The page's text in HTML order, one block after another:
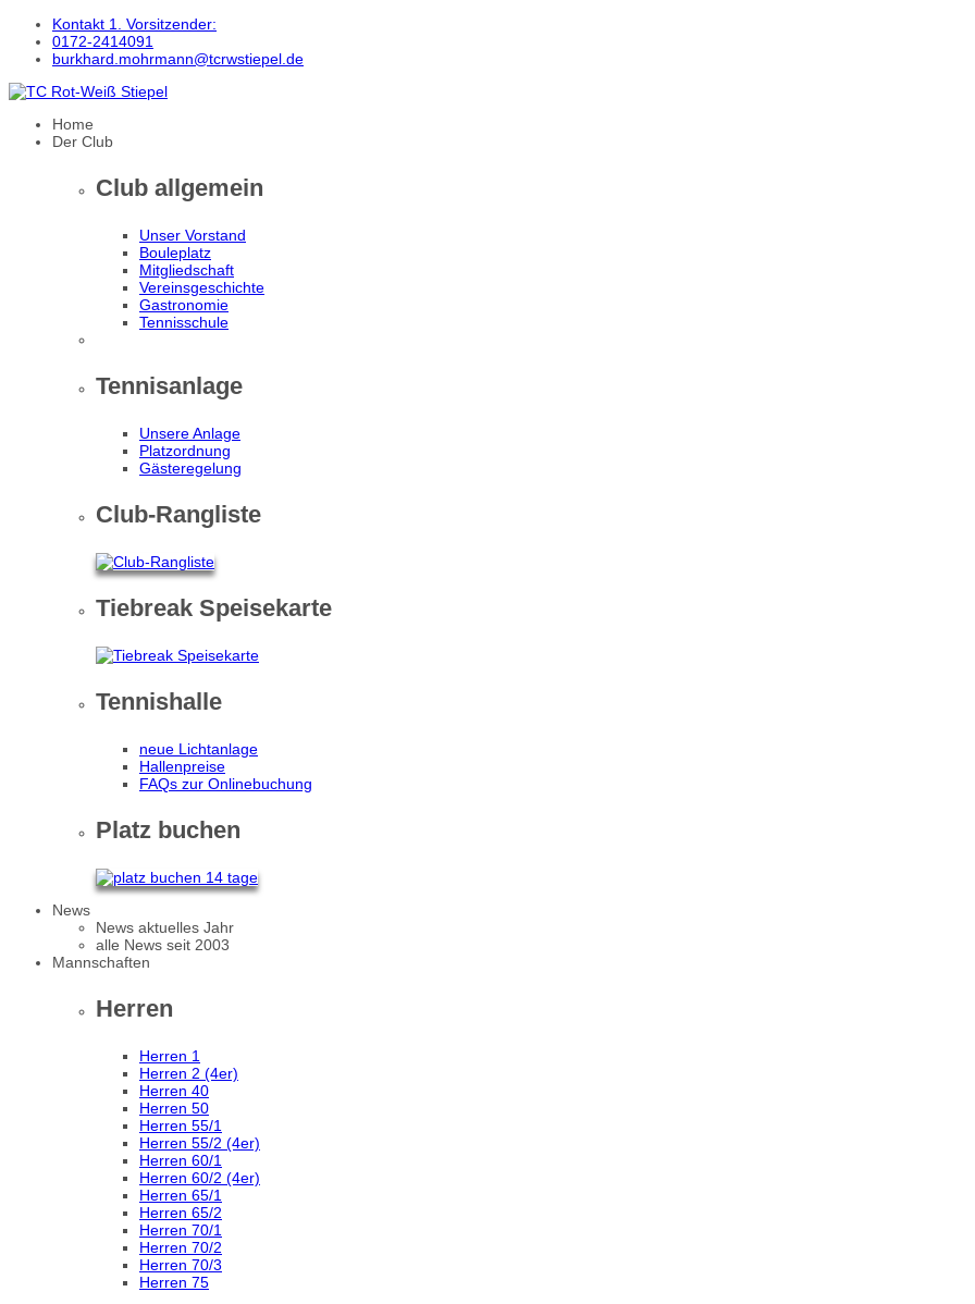
Kontakt 1. Vorsitzender:
0172-2414091
burkhard.mohrmann@tcrwstiepel.de
Home
Der Club
Club allgemein
Unser Vorstand
Bouleplatz
Mitgliedschaft
Vereinsgeschichte
Gastronomie
Tennisschule
Tennisanlage
Unsere Anlage
Platzordnung
Gästeregelung
Club-Rangliste
Tiebreak Speisekarte
Tennishalle
neue Lichtanlage
Hallenpreise
FAQs zur Onlinebuchung
Platz buchen
News
News aktuelles Jahr
alle News seit 2003
Mannschaften
Herren
Herren 1
Herren 2 (4er)
Herren 40
Herren 50
Herren 55/1
Herren 55/2 (4er)
Herren 60/1
Herren 60/2 (4er)
Herren 65/1
Herren 65/2
Herren 70/1
Herren 70/2
Herren 70/3
Herren 75